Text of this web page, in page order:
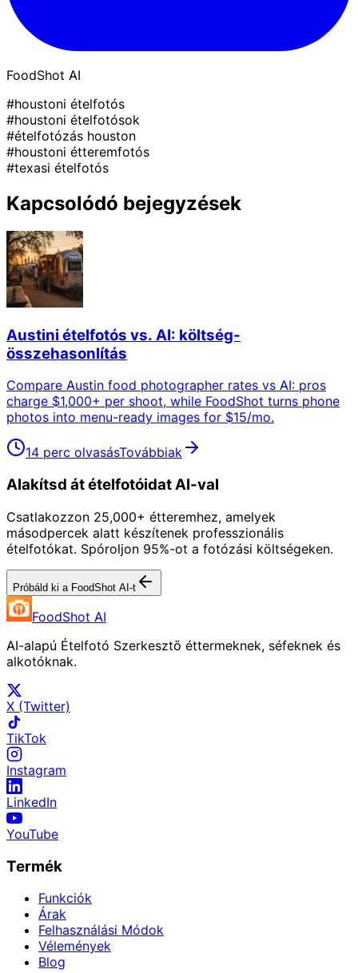
FoodShot AI
#houstoni ételfotós
#houstoni ételfotósok
#ételfotózás houston
#houstoni étteremfotós
#texasi ételfotós
Kapcsolódó bejegyzések
Austini ételfotós vs. AI: költség-
összehasonlítás
Compare Austin food photographer rates vs AI: pros
charge $1,000+ per shoot, while FoodShot turns phone
photos into menu-ready images for $15/mo.
14 perc olvasásTovábbiak
Alakítsd át ételfotóidat AI-val
Csatlakozzon 25,000+ étteremhez, amelyek
másodpercek alatt készítenek professzionális
ételfotókat. Spóroljon 95%-ot a fotózási költségeken.
Próbáld ki a FoodShot AI-t
FoodShot AI
AI-alapú Ételfotó Szerkesztő éttermeknek, séfeknek és
alkotóknak.
X (Twitter)
TikTok
Instagram
LinkedIn
YouTube
Termék
Funkciók
Árak
Felhasználási Módok
Vélemények
Blog